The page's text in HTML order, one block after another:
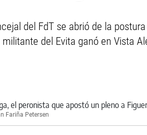
del FdT se abrió de la
militante del Evita ganó en Vista
Fariña Petersen